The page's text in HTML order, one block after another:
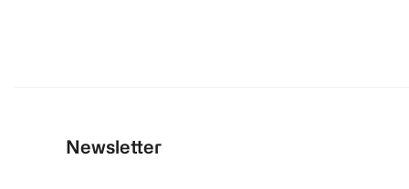
Newsletter